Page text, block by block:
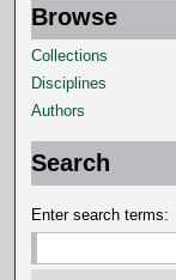
Browse
Collections
Disciplines
Authors
Search
Enter search terms: